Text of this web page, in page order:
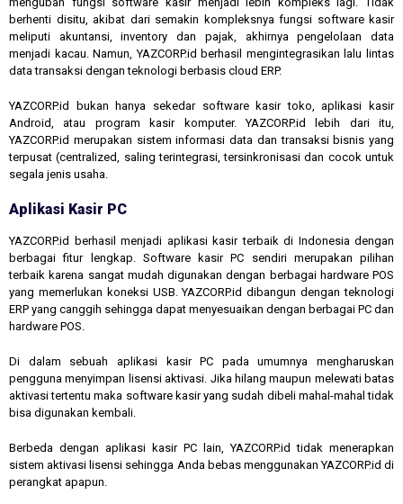
berhenti disitu, akibat dari semakin kompleksnya fungsi software kasir
meliputi akuntansi, inventory dan pajak, akhirnya pengelolaan data
menjadi kacau. Namun, YAZCORP.id berhasil mengintegrasikan lalu lintas
data transaksi dengan teknologi berbasis cloud ERP.
YAZCORP.id bukan hanya sekedar software kasir toko, aplikasi kasir
Android, atau program kasir komputer. YAZCORP.id lebih dari itu,
YAZCORP.id merupakan sistem informasi data dan transaksi bisnis yang
terpusat (centralized, saling terintegrasi, tersinkronisasi dan cocok untuk
segala jenis usaha.
Aplikasi Kasir PC
YAZCORP.id berhasil menjadi aplikasi kasir terbaik di Indonesia dengan
berbagai fitur lengkap. Software kasir PC sendiri merupakan pilihan
terbaik karena sangat mudah digunakan dengan berbagai hardware POS
yang memerlukan koneksi USB. YAZCORP.id dibangun dengan teknologi
ERP yang canggih sehingga dapat menyesuaikan dengan berbagai PC dan
hardware POS.
Di dalam sebuah aplikasi kasir PC pada umumnya mengharuskan
pengguna menyimpan lisensi aktivasi. Jika hilang maupun melewati batas
aktivasi tertentu maka software kasir yang sudah dibeli mahal-mahal tidak
bisa digunakan kembali.
Berbeda dengan aplikasi kasir PC lain, YAZCORP.id tidak menerapkan
sistem aktivasi lisensi sehingga Anda bebas menggunakan YAZCORP.id di
perangkat apapun.